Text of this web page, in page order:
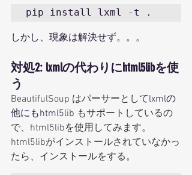
pip install lxml -t .
しかし、現象は解決せず。。。
対処2: lxmlの代わりにhtml5libを使
う
BeautifulSoup はパーサーとしてlxmlの
他にもhtml5lib もサポートしているの
で、html5libを使用してみます。
html5libがインストールされていなかっ
たら、インストールをする。